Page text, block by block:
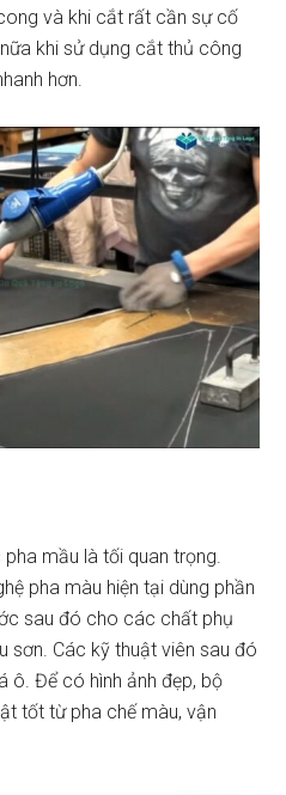
và khi cắt rất cần sự cố
khi sử dụng cắt thủ công
hơn.
pha mầu là tối quan trọng.
pha màu hiện tại dùng phần
sau đó cho các chất phụ
sơn. Các kỹ thuật viên sau đó
ô. Để có hình ảnh đẹp, bộ
tốt từ pha chế màu, vận